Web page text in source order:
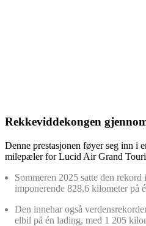
Rekkeviddekongen
Denne prestasjonen føyer seg inn i
milepæler for Lucid Air Grand
Sommeren 2025 satte den
imponerende 828,6 kilometer på
Den innehar også
elbil på én lading, med 1 205